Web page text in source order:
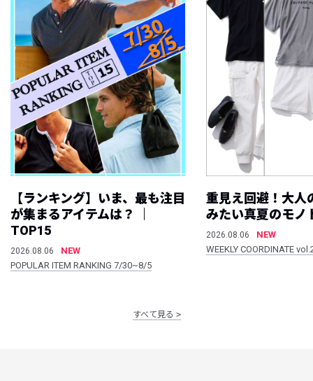
【ランキング】いま、最も注目
が集まるアイテムは？ ｜
TOP15
2026.08.06
NEW
POPULAR ITEM RANKING 7/30~8/5
重見え回避！大人
みたい真夏のモノ
2026.08.06
NEW
WEEKLY COORDINATE
すべて見る